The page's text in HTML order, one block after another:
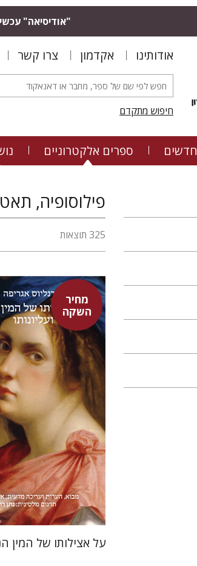
"אודיסיאה"
אודותינו אקדמון צרו קשר
חיפוש מתקדם
חדשים ספרים אלקטרוניים
פילוסופיה,
325 תוצאות
מחיר
השקה
היינריך קורנליוס
אבנר בן-זקן
נתן רון
מחיר השקה
$31
$22
על אצילותו של המין